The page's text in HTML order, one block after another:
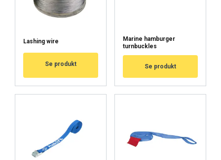
Lashing wire
Se produkt
Marine hamburger
turnbuckles
Se produkt
HYLKÄÄ KAIKKI
NÄYTÄ TIEDOT